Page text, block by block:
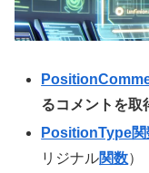
るコメントを取
PositionType関
リジナル関数）